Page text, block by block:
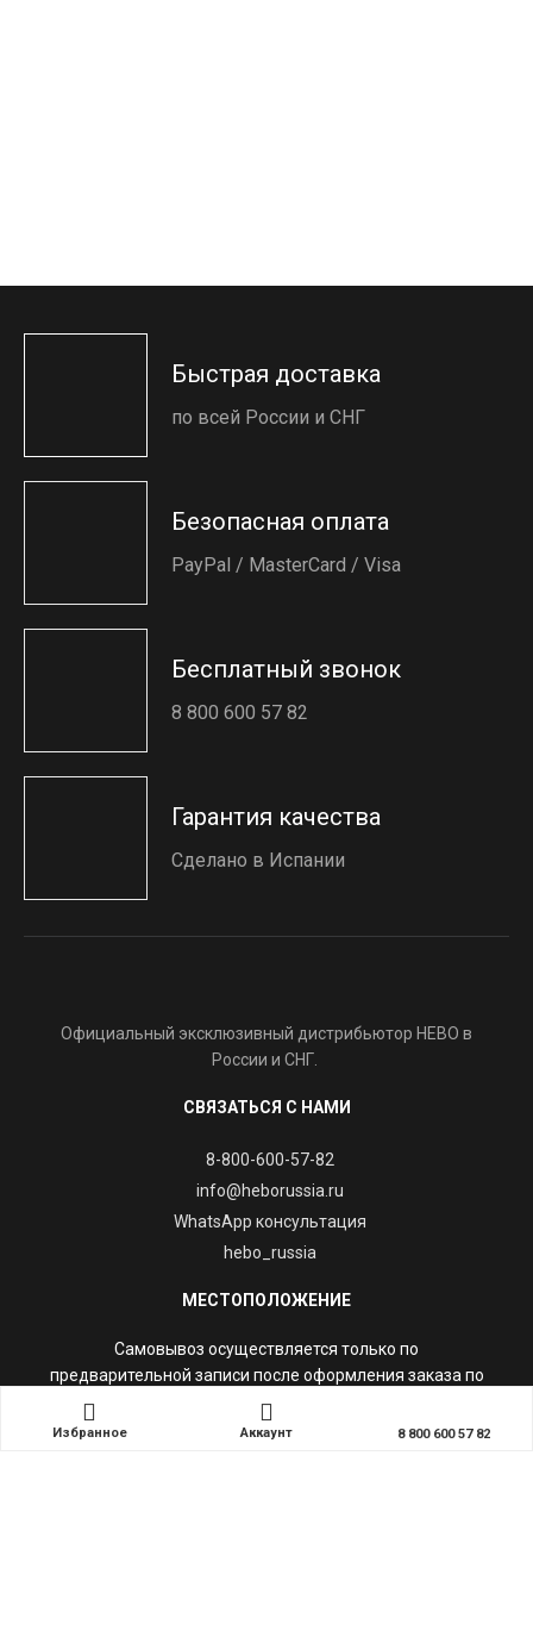
Быстрая доставка
по всей России и СНГ
Безопасная оплата
PayPal / MasterCard / Visa
Бесплатный звонок
8 800 600 57 82
Гарантия качества
Сделано в Испании
Официальный эксклюзивный дистрибьютор HEBO в
России и СНГ.
СВЯЗАТЬСЯ С НАМИ
8-800-600-57-82
info@heborussia.ru
WhatsApp консультация
hebo_russia
МЕСТОПОЛОЖЕНИЕ
Самовывоз осуществляется только по
предварительной записи после оформления заказа по
адресу:
г. Москва Рудневой ул. д 7.
Избранное Аккаунт 8 800 600 57 82